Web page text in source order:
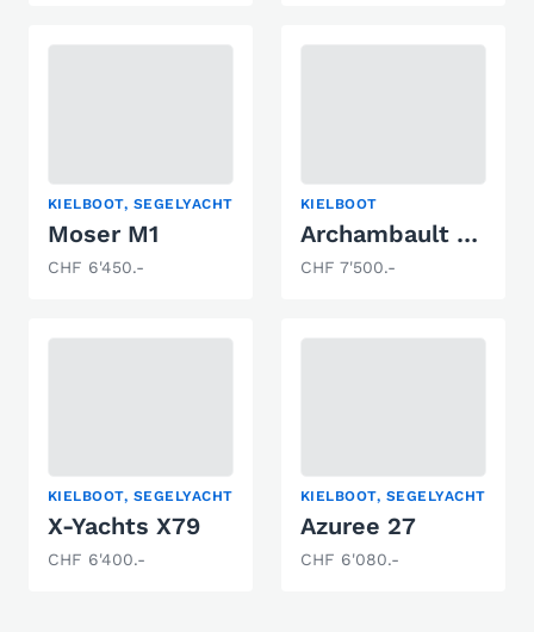
KIELBOOT, SEGELYACHT
Moser M1
CHF 6'450.-
KIELBOOT
Archambault Sprinto
CHF 7'500.-
KIELBOOT, SEGELYACHT
X-Yachts X79
CHF 6'400.-
KIELBOOT, SEGELYACHT
Azuree 27
CHF 6'080.-